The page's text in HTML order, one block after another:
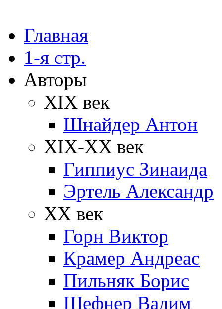
Главная
1-я стр.
Авторы
XIX век
Шнайдер Антон
XIX-XX век
Гиппиус Зинаида
Эртель Александр
XX век
Горн Виктор
Крамер Андреас
Пильняк Борис
Шефнер Вадим